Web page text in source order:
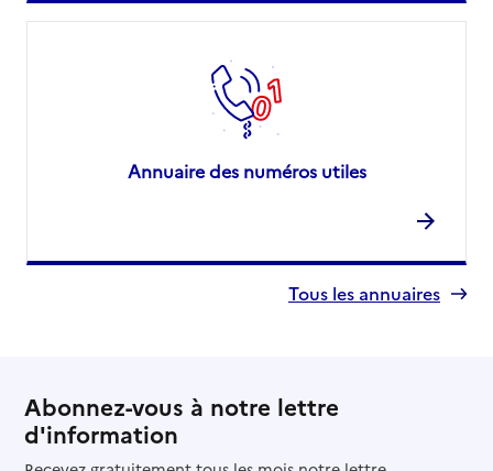
Annuaire des numéros utiles
Tous les annuaires
Abonnez-vous à notre lettre
d'information